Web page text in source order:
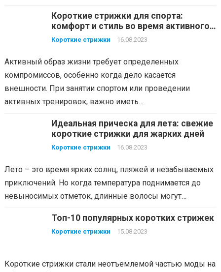
Короткие стрижки для спорта:
комфорт и стиль во время активного
образа жизни
Короткие стрижки 16.08.2023
Активный образ жизни требует определенных
компромиссов, особенно когда дело касается
внешности. При занятии спортом или проведении
активных тренировок, важно иметь…
Идеальная прическа для лета: свежие
короткие стрижки для жарких дней
Короткие стрижки 16.08.2023
Лето – это время ярких солнц, пляжей и незабываемых
приключений. Но когда температура поднимается до
невыносимых отметок, длинные волосы могут…
Топ-10 популярных коротких стрижек
Короткие стрижки 15.08.2023
Короткие стрижки стали неотъемлемой частью моды на